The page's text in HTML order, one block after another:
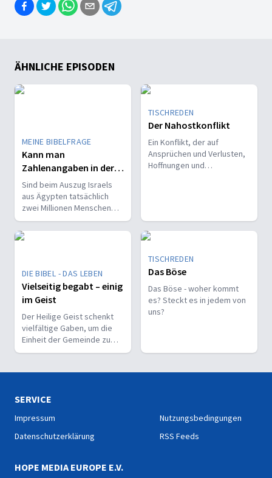
ÄHNLICHE EPISODEN
MEINE BIBELFRAGE
Kann man
Zahlenangaben in der
Bibel ernst nehmen?
Sind beim Auszug Israels
aus Ägypten tatsächlich
zwei Millionen Menschen
durchs Schilfmeer
gezogen? Wie muss man
sich das vorstellen?
TISCHREDEN
Der Nahostkonflikt
Ein Konflikt, der auf
Ansprüchen und Verlusten,
Hoffnungen und
DIE BIBEL - DAS LEBEN
Vielseitig begabt – einig
im Geist
Der Heilige Geist schenkt
vielfältige Gaben, um die
Einheit der Gemeinde zu
stärken und sie zu
Menschen zu bekennen.
TISCHREDEN
Das Böse
Das Böse - woher kommt
es? Steckt es in jedem von
uns?
SERVICE
Impressum
Datenschutzerklärung
Nutzungsbedingungen
RSS Feeds
HOPE MEDIA EUROPE E.V.